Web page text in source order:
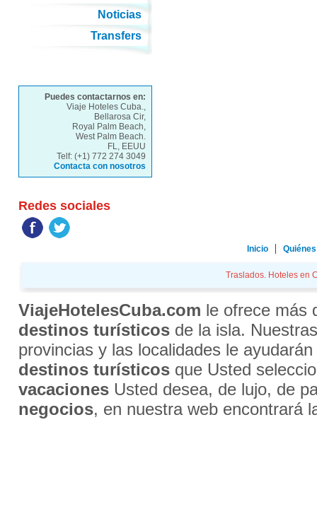
Noticias
Transfers
Puedes contactarnos en:
Viaje Hoteles Cuba.,
Bellarosa Cir,
Royal Palm Beach,
West Palm Beach.
FL, EEUU
Telf: (+1) 772 274 3049
Contacta con nosotros
Redes sociales
Inicio
Traslados. Hoteles en
ViajeHotelesCuba.com le ofrece más
destinos turísticosde la isla.
provincias y las localidades le
destinos turísticosque Usted
vacacionesUsted desea, de lujo, de
negocios, en nuestra web encontrará